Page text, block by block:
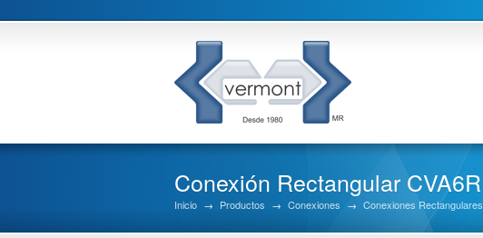
Conexión Rectangular CVA6R
Inicio → Productos → Conexiones → Conexiones Rectangulares